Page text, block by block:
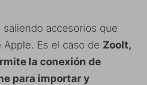
accesorios que
Es el caso de ZooIt,
la conexión de
para importar y